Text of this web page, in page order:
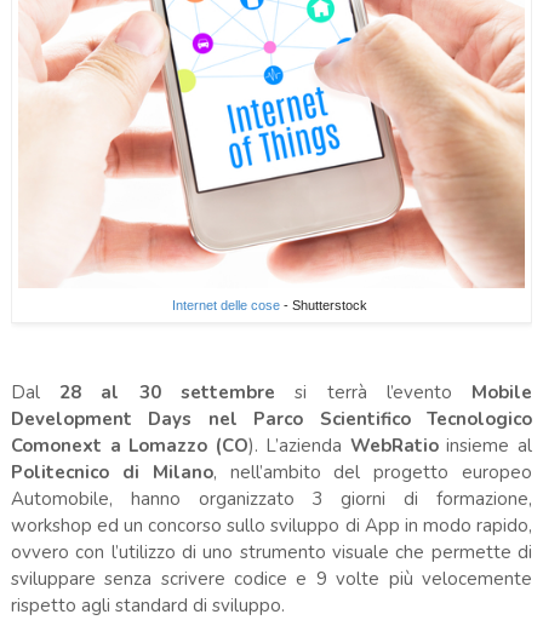
Internet delle cose- Shutterstock
Dal28 al 30 settembre si terrà l’evento Mobile
Development Days nel Parco Scientifico Tecnologico
Comonext a Lomazzo (CO). L’azienda WebRatioinsieme al
Politecnico di Milano, nell’ambito del progetto europeo
Automobile, hanno organizzato 3 giorni di formazione,
workshop ed un concorso sullo sviluppo di App in modo rapido,
ovvero con l’utilizzo di uno strumento visuale che permette di
sviluppare senza scrivere codice e 9 volte più velocemente
rispetto agli standard di sviluppo.